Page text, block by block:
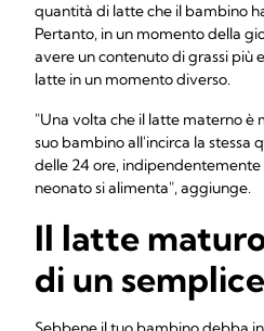
quantità di latte che il bambino
Pertanto, in un momento della
avere un contenuto di grassi più
latte in un momento diverso.
"Una volta che il latte materno è
suo bambino all'incirca la stessa
delle 24 ore,
neonato si alimenta", aggiunge.
Il latte
di un